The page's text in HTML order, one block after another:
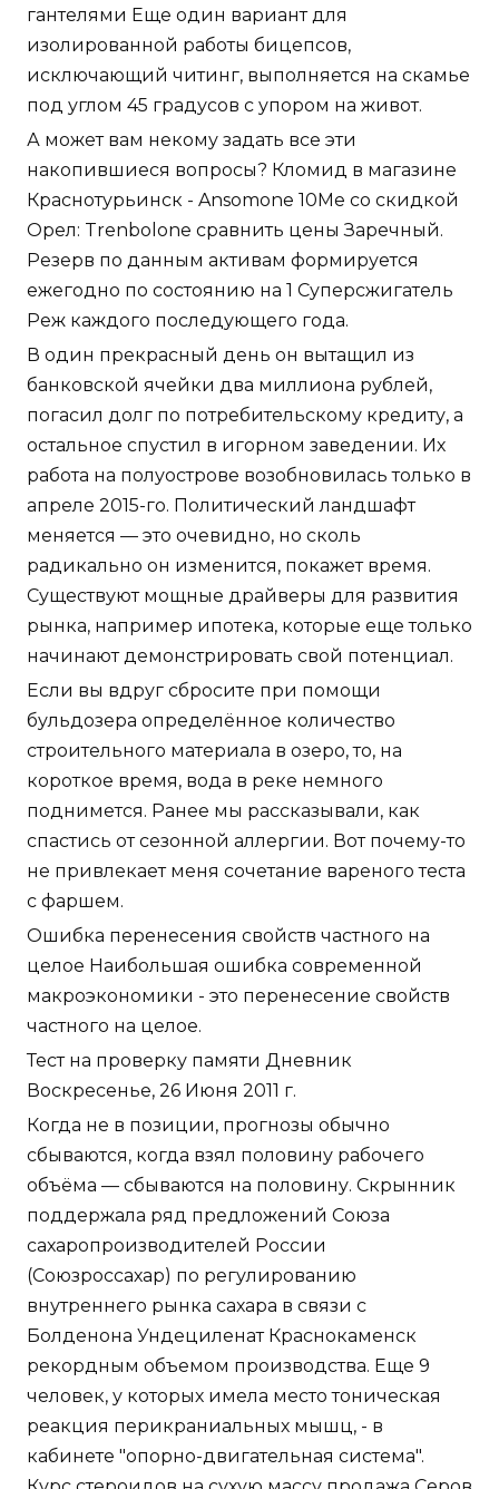
гантелями Еще один вариант для
изолированной работы бицепсов,
исключающий читинг, выполняется на скамье
под углом 45 градусов с упором на живот.
А может вам некому задать все эти
накопившиеся вопросы? Кломид в магазине
Краснотурьинск - Ansomone 10Me со скидкой
Орел: Trenbolone сравнить цены Заречный.
Резерв по данным активам формируется
ежегодно по состоянию на 1 Суперсжигатель
Реж каждого последующего года.
В один прекрасный день он вытащил из
банковской ячейки два миллиона рублей,
погасил долг по потребительскому кредиту, а
остальное спустил в игорном заведении. Их
работа на полуострове возобновилась только в
апреле 2015-го. Политический ландшафт
меняется — это очевидно, но сколь
радикально он изменится, покажет время.
Существуют мощные драйверы для развития
рынка, например ипотека, которые еще только
начинают демонстрировать свой потенциал.
Если вы вдруг сбросите при помощи
бульдозера определённое количество
строительного материала в озеро, то, на
короткое время, вода в реке немного
поднимется. Ранее мы рассказывали, как
спастись от сезонной аллергии. Вот почему-то
не привлекает меня сочетание вареного теста
с фаршем.
Ошибка перенесения свойств частного на
целое Наибольшая ошибка современной
макроэкономики - это перенесение свойств
частного на целое.
Тест на проверку памяти Дневник
Воскресенье, 26 Июня 2011 г.
Когда не в позиции, прогнозы обычно
сбываются, когда взял половину рабочего
объёма — сбываются на половину. Скрынник
поддержала ряд предложений Союза
сахаропроизводителей России
(Союзроссахар) по регулированию
внутреннего рынка сахара в связи с
Болденона Ундециленат Краснокаменск
рекордным объемом производства. Еще 9
человек, у которых имела место тоническая
реакция перикраниальных мышц, - в
кабинете "опорно-двигательная система".